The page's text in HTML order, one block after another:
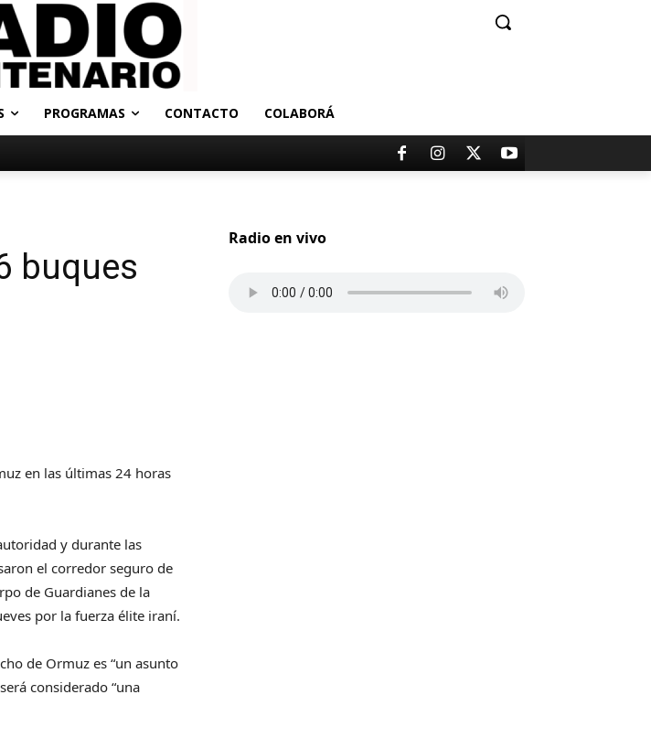
PROGRAMAS CONTACTO COLABORÁ
buques
en las últimas 24 horas
y durante las
el corredor seguro de
de Guardianes de la
por la fuerza élite iraní.
de Ormuz es “un asunto
considerado “una
Radio en vivo